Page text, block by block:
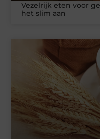
Vezelrijk eten voor
het slim aan